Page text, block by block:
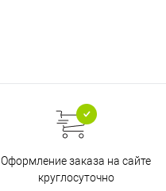
Оформление заказа на сайте
круглосуточно